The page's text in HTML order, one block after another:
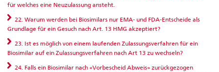
für welches eine Neuzulassung ansteht.
22. Warum werden bei Biosimilars nur EMA- und FDA-Entscheide als
Grundlage für ein Gesuch nach Art. 13 HMG akzeptiert?
23. Ist es möglich von einem laufenden Zulassungsverfahren für ein
Biosimilar auf ein Zulassungsverfahren nach Art 13 zu wechseln?
24. Falls ein Biosimilar nach «Vorbescheid Abweis» zurückgezogen